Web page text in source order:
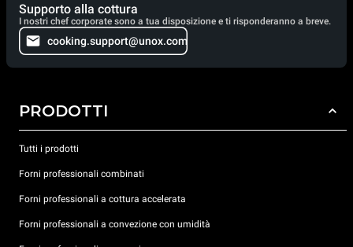
Supporto alla cottura
I nostri chef corporate sono a tua disposizione e ti risponderanno a breve.
cooking.support@unox.com
PRODOTTI
Tutti i prodotti
Forni professionali combinati
Forni professionali a cottura accelerata
Forni professionali a convezione con umidità